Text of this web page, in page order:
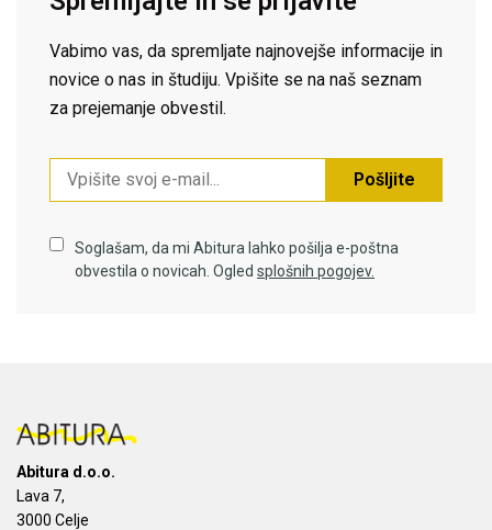
Vabimo vas, da spremljate najnovejše informacije in
novice o nas in študiju. Vpišite se na naš seznam
za prejemanje obvestil.
Pošljite
Soglašam, da mi Abitura lahko pošilja e-poštna
obvestila o novicah. Ogled splošnih pogojev.
Abitura d.o.o.
Lava 7,
3000 Celje